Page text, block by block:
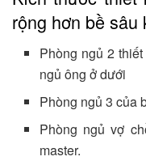
rộng hơn bề sâu
Phòng ngủ 2
ngủ ông ở dưới
Phòng ngủ 3 của
Phòng ngủ vợ
master.